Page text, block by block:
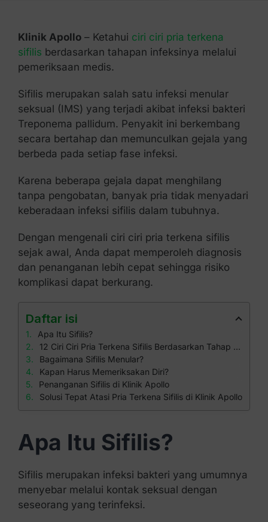
Klinik Apollo– Ketahui ciri ciri pria terkena
sifilis berdasarkan tahapan infeksinya melalui
pemeriksaan medis.
Sifilis merupakan salah satu infeksi menular
seksual (IMS) yang terjadi akibat infeksi bakteri
Treponema pallidum. Penyakit ini berkembang
secara bertahap dan memunculkan gejala yang
berbeda pada setiap fase infeksi.
Karena beberapa gejala dapat menghilang
tanpa pengobatan, banyak pria tidak menyadari
keberadaan infeksi sifilis dalam tubuhnya.
Dengan mengenali ciri ciri pria terkena sifilis
sejak awal, Anda dapat memperoleh diagnosis
dan penanganan lebih cepat sehingga risiko
komplikasi dapat berkurang.
Daftar isi
Apa Itu Sifilis?
12 Ciri Ciri Pria Terkena Sifilis Berdasarkan Tahap Infeksinya
Bagaimana Sifilis Menular?
Kapan Harus Memeriksakan Diri?
Penanganan Sifilis di Klinik Apollo
Solusi Tepat Atasi Pria Terkena Sifilis di Klinik Apollo
Apa Itu Sifilis?
Sifilis merupakan infeksi bakteri yang umumnya
menyebar melalui kontak seksual dengan
seseorang yang terinfeksi.